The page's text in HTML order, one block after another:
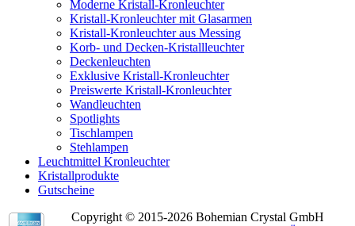
Moderne Kristall-Kronleuchter
Kristall-Kronleuchter mit Glasarmen
Kristall-Kronleuchter aus Messing
Korb- und Decken-Kristallleuchter
Deckenleuchten
Exklusive Kristall-Kronleuchter
Preiswerte Kristall-Kronleuchter
Wandleuchten
Spotlights
Tischlampen
Stehlampen
Leuchtmittel Kronleuchter
Kristallprodukte
Gutscheine
Copyright © 2015-2026 Bohemian Crystal GmbH